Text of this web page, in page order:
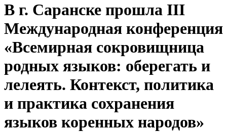
В г. Саранске прошла III
Международная конференция
«Всемирная сокровищница
родных языков: оберегать и
лелеять. Контекст, политика
и практика сохранения
языков коренных народов»